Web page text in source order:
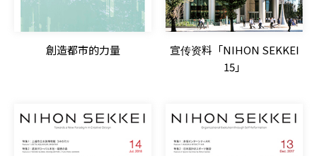
創造都市的力量
宣传资料「NIHON SEKKEI
15」